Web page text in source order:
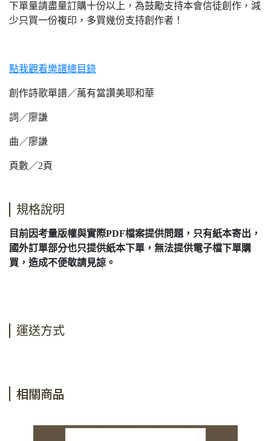
下單量請盡量訂購十份以上，為鼓勵支持本會信徒創作，減
少只買一份複印，多買幾份支持創作者！
點我觀看樂譜總目錄
創作詩歌單譜／萬有當讚美耶和華
詞／廖謙
曲／廖謙
頁數／2頁
規格說明
目前因考量版權與實際PDF檔案提供問題，只有紙本寄出，
國外訂單部分也只提供紙本下單，無法提供電子檔下單購
買，造成不便敬請見諒。
運送方式
相關商品